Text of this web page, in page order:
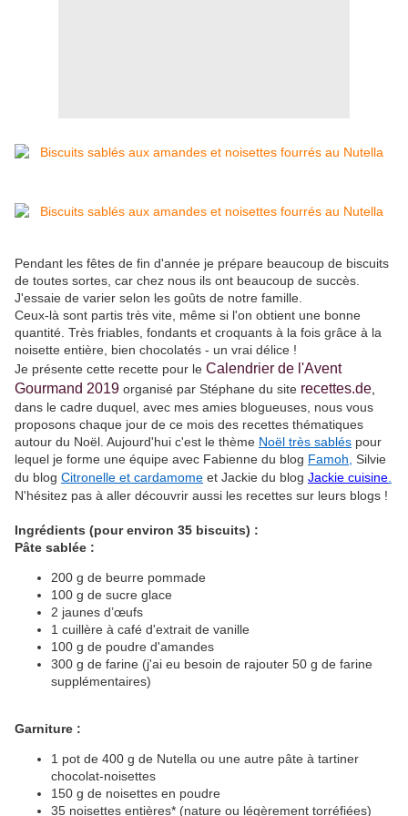
Pendant les fêtes de fin d'année je prépare beaucoup de biscuits
de toutes sortes, car chez nous ils ont beaucoup de succès.
J'essaie de varier selon les goûts de notre famille.
Ceux-là sont partis très vite, même si l'on obtient une bonne
quantité. Très friables, fondants et croquants à la fois grâce à la
noisette entière, bien chocolatés - un vrai délice !
Je présente cette recette pour le Calendrier de l'Avent
Gourmand 2019 organisé par Stéphane du site recettes.de
dans le cadre duquel, avec mes amies blogueuses, nous vous
proposons chaque jour de ce mois des recettes thématiques
autour du Noël. Aujourd'hui c'est le thème Noël très sablés pour
lequel je forme une équipe avec Fabienne du blog Famoh Silvie
du blog Citronelle et cardamome et Jackie du blog Jackie cuisine
N'hésitez pas à aller découvrir aussi les recettes sur leurs blogs !
Ingrédients (pour environ 35 biscuits) :
Pâte sablée :
200 g de beurre pommade
100 g de sucre glace
2 jaunes d’œufs
1 cuillère à café d'extrait de vanille
100 g de poudre d'amandes
300 g de farine (j'ai eu besoin de rajouter 50 g de farine
supplémentaires)
Garniture :
1 pot de 400 g de Nutella ou une autre pâte à tartiner
chocolat-noisettes
150 g de noisettes en poudre
35 noisettes entières* (nature ou légèrement torréfiées)